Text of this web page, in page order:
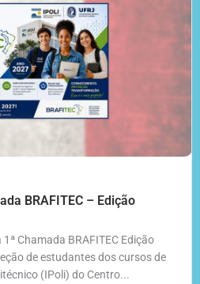
BRAFITEC – Edição
Chamada BRAFITEC Edição
de estudantes dos cursos de
(IPoli) do Centro...